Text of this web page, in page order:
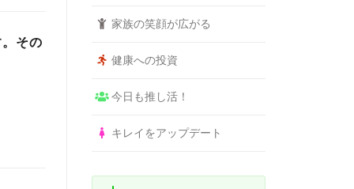
その
家族の笑顔が広がる
健康への投資
今日も推し活！
キレイをアップデート